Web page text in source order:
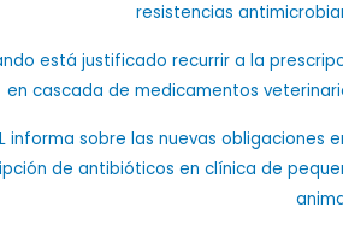
resistencias
está justificado recurrir a la
en cascada de medicamentos
informa sobre las nuevas obligaciones
de antibióticos en clínica de